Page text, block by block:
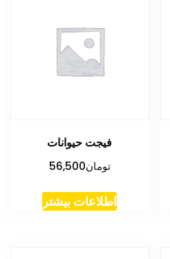
فیجت حیوانات
تومان56,500
اطلاعات بیشتر